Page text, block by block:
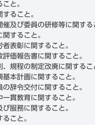
と。
すること。
催及び委員の研修等に関する
関すること。
者表彰に関すること。
評価報告書に関すること。
、規程の制定改廃に関するこ
基本計画に関すること。
の辞令交付に関すること。
一貫教育に関すること。
び服務に関すること。
こと。